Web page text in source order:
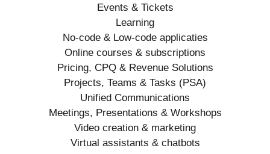
Events & Tickets
Learning
No-code & Low-code applicaties
Online courses & subscriptions
Pricing, CPQ & Revenue Solutions
Projects, Teams & Tasks (PSA)
Unified Communications
Meetings, Presentations & Workshops
Video creation & marketing
Virtual assistants & chatbots